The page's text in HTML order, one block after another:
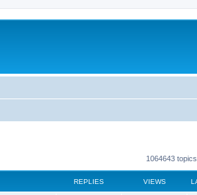
1064643 topics
REPLIES VIEWS